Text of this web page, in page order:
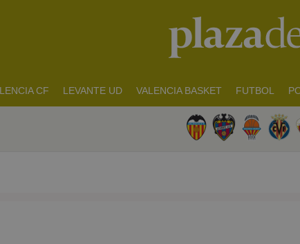
CF LEVANTE UD VALENCIA BASKET FUTBOL